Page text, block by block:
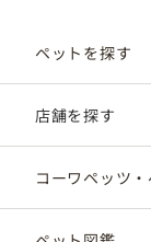
ペットを探す
店舗を探す
コーワペッツ